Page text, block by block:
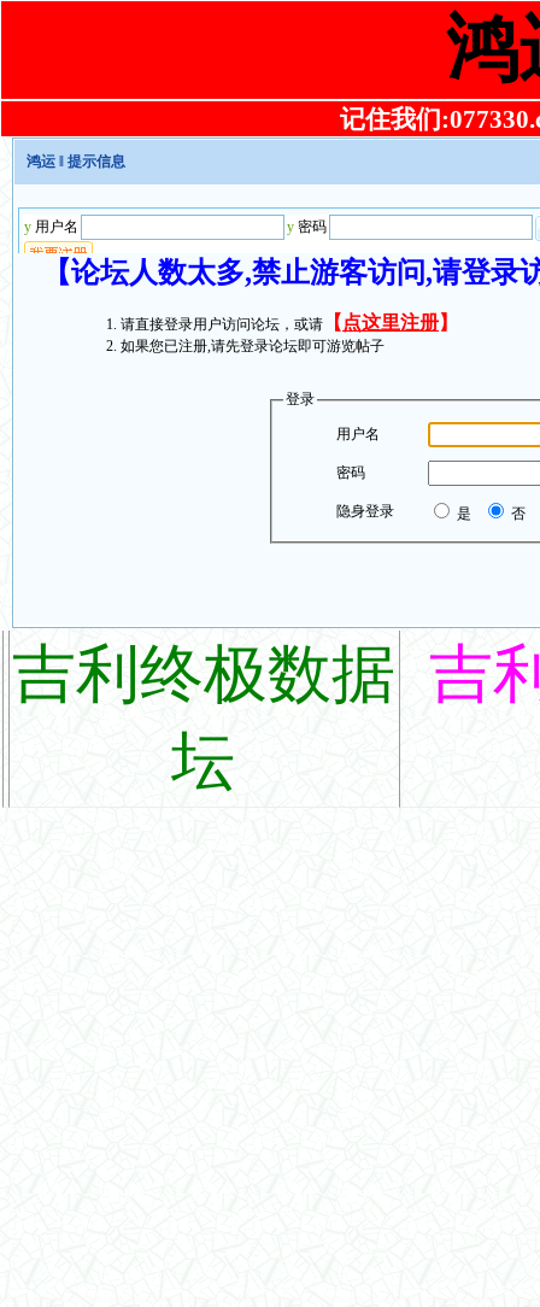
鸿
记住我们
鸿运 ‖ 提示信息
【论坛人数太多,禁止游客访问,请登
请直接登录用户访问论坛，或请 【 点这里注册】
如果您已注册,请先登录论坛即可游览帖子
登录
用户名
密码
隐身登录 是 否
吉利终极数据
坛
吉